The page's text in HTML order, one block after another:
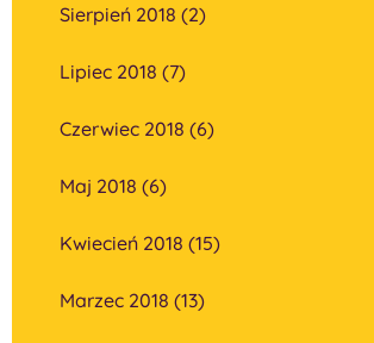
Sierpień 2018 (2)
Lipiec 2018 (7)
Czerwiec 2018 (6)
Maj 2018 (6)
Kwiecień 2018 (15)
Marzec 2018 (13)